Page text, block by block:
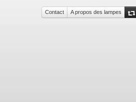
Contact A propos des lampes